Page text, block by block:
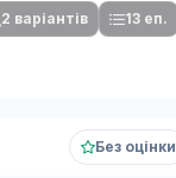
2 варіантів 13 еп.
Без оцінки